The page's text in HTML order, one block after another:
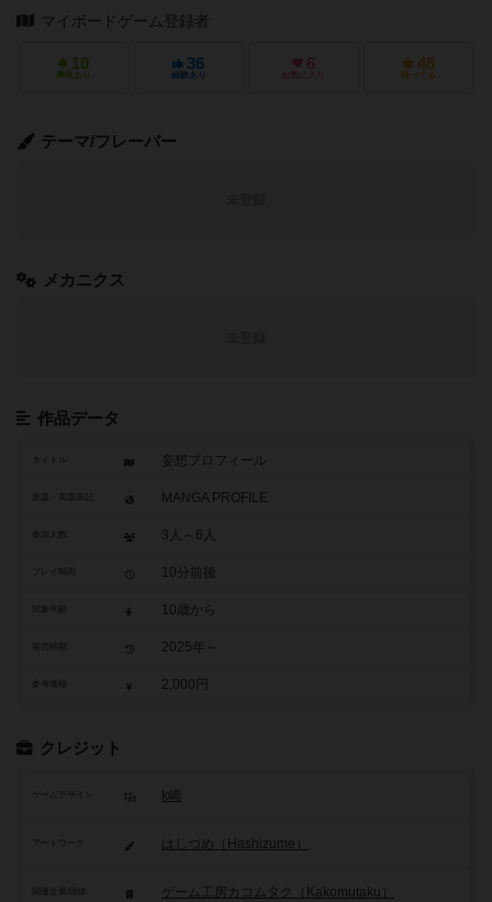
マイボードゲーム登録者
10
興味あり
36
経験あり
6
お気に入り
46
持ってる
テーマ/フレーバー
メカニクス
作品データ
タイトル 妄想プロフィール
MANGA PROFILE
参加人数 3人～6人
10分前後
10歳から
2025年～
参考価格 2,000円
クレジット
ゲームデザイン k嶋
アートワーク はしづめ（Hashizume）
ゲーム工房カコムタク（Kakomutaku）